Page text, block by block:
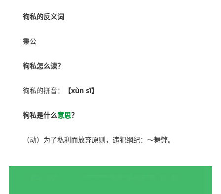
徇私的反义词
秉公
徇私怎么读？
徇私的拼音： 【xùn sī】
徇私是什么意思？
（动）为了私利而放弃原则，违犯纲纪：～舞弊。